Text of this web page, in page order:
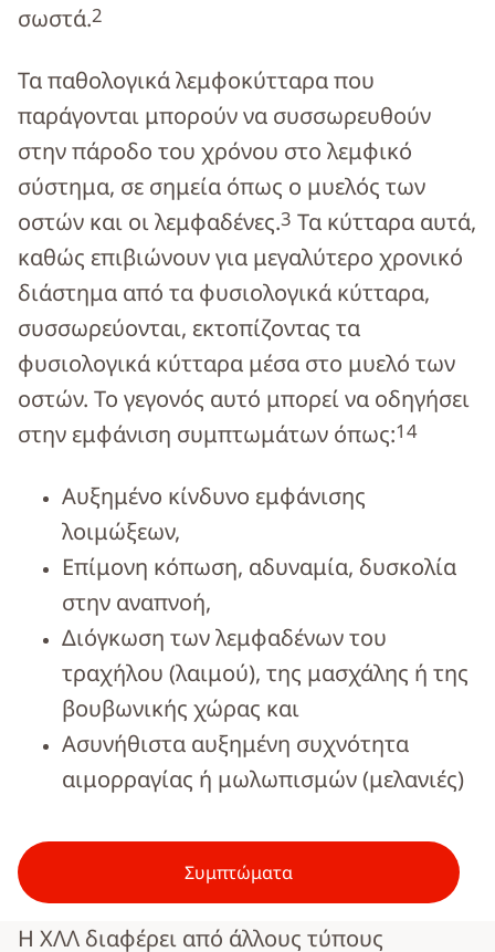
σωστά.2
Τα παθολογικά λεμφοκύτταρα που
παράγονται μπορούν να συσσωρευθούν
στην πάροδο του χρόνου στο λεμφικό
σύστημα, σε σημεία όπως ο μυελός των
οστών και οι λεμφαδένες.3 Τα κύτταρα αυτά,
καθώς επιβιώνουν για μεγαλύτερο χρονικό
διάστημα από τα φυσιολογικά κύτταρα,
συσσωρεύονται, εκτοπίζοντας τα
φυσιολογικά κύτταρα μέσα στο μυελό των
οστών. Το γεγονός αυτό μπορεί να οδηγήσει
στην εμφάνιση συμπτωμάτων όπως:14
Αυξημένο κίνδυνο εμφάνισης
λοιμώξεων,
Επίμονη κόπωση, αδυναμία, δυσκολία
στην αναπνοή,
Διόγκωση των λεμφαδένων του
τραχήλου (λαιμού), της μασχάλης ή της
βουβωνικής χώρας και
Ασυνήθιστα αυξημένη συχνότητα
αιμορραγίας ή μωλωπισμών (μελανιές)
Συμπτώματα
Η ΧΛΛ διαφέρει από άλλους τύπους